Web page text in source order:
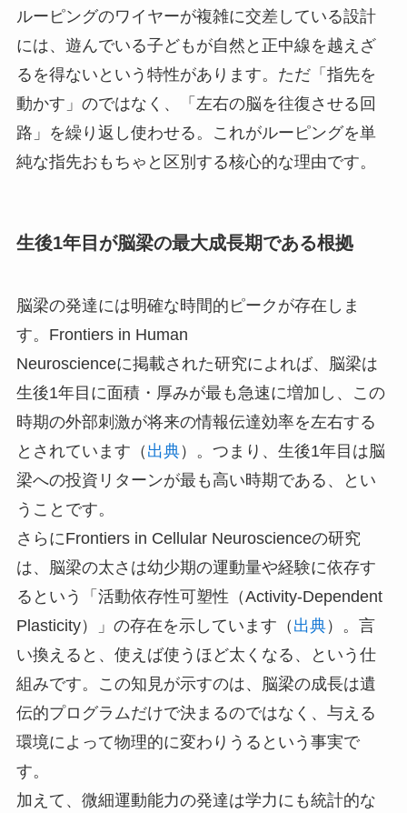
ルーピングのワイヤーが複雑に交差している設計
には、遊んでいる子どもが自然と正中線を越えざ
るを得ないという特性があります。ただ「指先を
動かす」のではなく、「左右の脳を往復させる回
路」を繰り返し使わせる。これがルーピングを単
純な指先おもちゃと区別する核心的な理由です。
生後1年目が脳梁の最大成長期である根拠
脳梁の発達には明確な時間的ピークが存在しま
す。Frontiers in Human
Neuroscienceに掲載された研究によれば、脳梁は
生後1年目に面積・厚みが最も急速に増加し、この
時期の外部刺激が将来の情報伝達効率を左右する
とされています（ 出典）。つまり、生後1年目は脳
梁への投資リターンが最も高い時期である、とい
うことです。
さらにFrontiers in Cellular Neuroscienceの研究
は、脳梁の太さは幼少期の運動量や経験に依存す
るという「活動依存性可塑性（Activity-Dependent
Plasticity）」の存在を示しています（ 出典）。言
い換えると、使えば使うほど太くなる、という仕
組みです。この知見が示すのは、脳梁の成長は遺
伝的プログラムだけで決まるのではなく、与える
環境によって物理的に変わりうるという事実で
す。
加えて、微細運動能力の発達は学力にも統計的な